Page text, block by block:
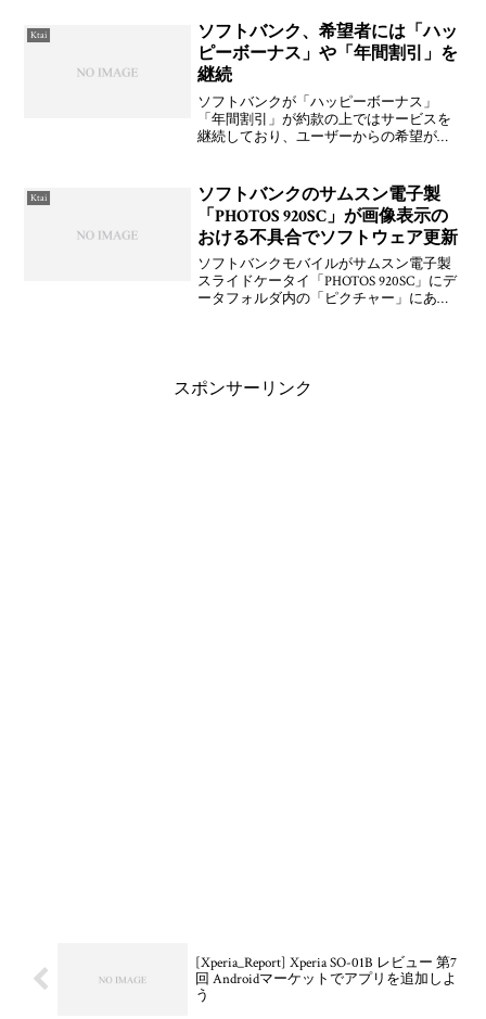
Ktai
ソフトバンク、希望者には「ハッ
ピーボーナス」や「年間割引」を
継続
ソフトバンクが「ハッピーボーナス」
「年間割引」が約款の上ではサービスを
継続しており、ユーザーからの希望があ
る新規契約が可能であるとのこと。ま
ぁ、X01HTとかもハッピーボ
Ktai
ソフトバンクのサムスン電子製
「PHOTOS 920SC」が画像表示の
おける不具合でソフトウェア更新
ソフトバンクモバイルがサムスン電子製
スライドケータイ「PHOTOS 920SC」にデ
ータフォルダ内の「ピクチャー」にある
スポンサーリンク
[Xperia_Report] Xperia SO-01B レビュー 第7
回 Androidマーケットでアプリを追加しよ
う